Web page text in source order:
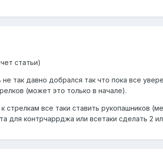
статьи)
так давно добрался так что пока все
(может это только в начале).
все таки ставить рукопашников
для контрчаррджа или всетаки сделать 2